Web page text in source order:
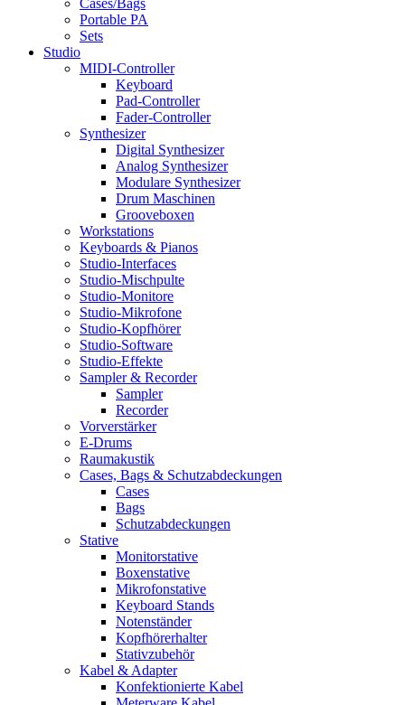
Cases/Bags
Portable PA
Sets
Studio
MIDI-Controller
Keyboard
Pad-Controller
Fader-Controller
Synthesizer
Digital Synthesizer
Analog Synthesizer
Modulare Synthesizer
Drum Maschinen
Grooveboxen
Workstations
Keyboards & Pianos
Studio-Interfaces
Studio-Mischpulte
Studio-Monitore
Studio-Mikrofone
Studio-Kopfhörer
Studio-Software
Studio-Effekte
Sampler & Recorder
Sampler
Recorder
Vorverstärker
E-Drums
Raumakustik
Cases, Bags & Schutzabdeckungen
Cases
Bags
Schutzabdeckungen
Stative
Monitorstative
Boxenstative
Mikrofonstative
Keyboard Stands
Notenständer
Kopfhörerhalter
Stativzubehör
Kabel & Adapter
Konfektionierte Kabel